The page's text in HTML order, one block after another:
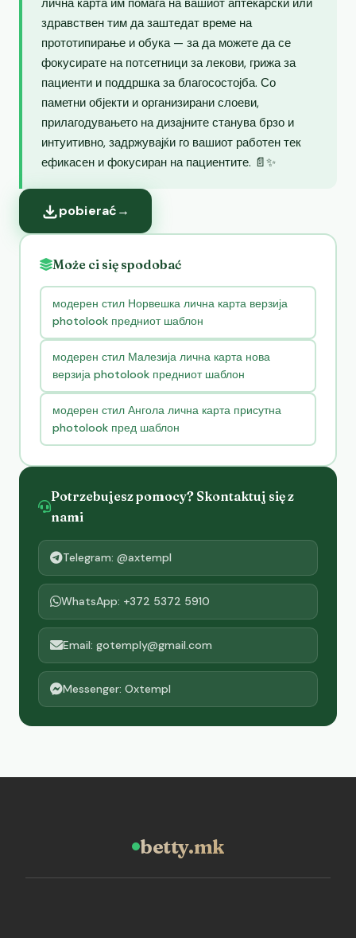
здравствен тим да заштедат време на
прототипирање и обука — за да можете да се
фокусирате на потсетници за лекови, грижа за
пациенти и поддршка за благосостојба. Со
паметни објекти и организирани слоеви,
прилагодувањето на дизајните станува брзо и
интуитивно, задржувајќи го вашиот работен тек
ефикасен и фокусиран на пациентите. 📄✨
pobierać→
Może ci się spodobać
модерен стил Норвешка лична карта верзија
photolook предниот шаблон
модерен стил Малезија лична карта нова
верзија photolook предниот шаблон
модерен стил Ангола лична карта присутна
photolook пред шаблон
Potrzebujesz pomocy? Skontaktuj się z
nami
Telegram: @axtempl
WhatsApp: +372 5372 5910
Email: gotemply@gmail.com
Messenger: Oxtempl
betty.mk